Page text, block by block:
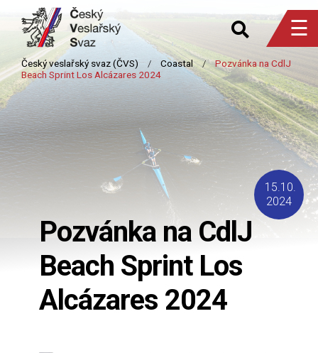
☰
Pozvánka na CdlJ
Beach Sprint Los
Alcázares 2024
15.10.
2024